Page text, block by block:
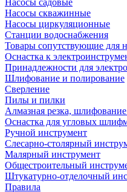
Насосы садовые
Насосы скважинные
Насосы циркуляционные
Станции водоснабжения
Товары сопутствующие для
Оснастка к
Принадлежности для
Шлифование и полирование
Сверление
Пилы и пилки
Алмазная резка,
Оснастка для угловых
Ручной инструмент
Слесарно-столярный
Малярный инструмент
Общестроительный
Штукатурно-отделочный
Правила